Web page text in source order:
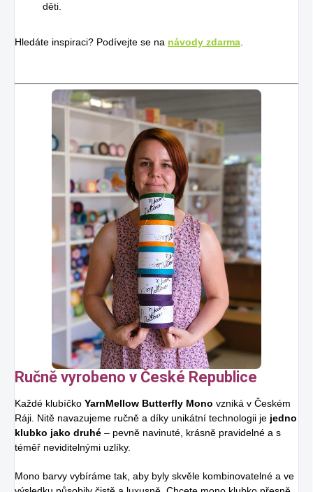
děti.
Hledáte inspiraci? Podívejte se na návody zdarma
Ručně vyrobeno v České Republice
Každé klubíčko YarnMellow Butterfly Mono vzniká v Českém
Ráji. Nitě navazujeme ručně a díky unikátní technologii je jedno
klubko jako druhé – pevně navinuté, krásně pravidelné a s
téměř neviditelnými uzlíky.
Mono barvy vybíráme tak, aby byly skvěle kombinovatelné a ve